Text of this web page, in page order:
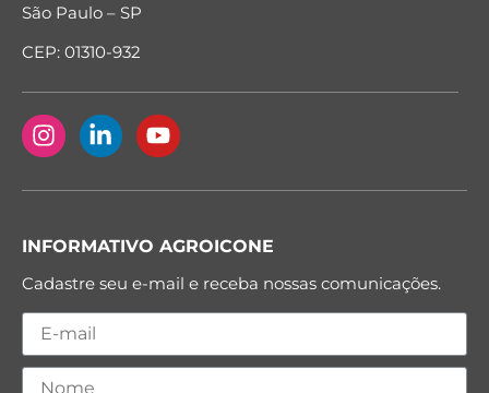
São Paulo – SP
CEP: 01310-932
INFORMATIVO AGROICONE
Cadastre seu e-mail e receba nossas comunicações.